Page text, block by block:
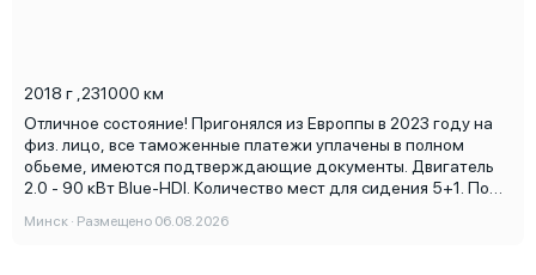
2018 г 231000 км
Отличное состояние! Пригонялся из Европпы в 2023 году на
физ. лицо, все таможенные платежи уплачены в полном
обьеме, имеются подтверждающие документы. Двигатель
2.0 - 90 кВт Blue-HDI. Количество мест для сидения 5+1. По
датчики давления шин, кондиционер, голосовое управление,
Минск · Размещено 06.08.2026